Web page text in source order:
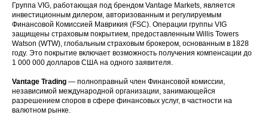
Группа VIG, работающая под брендом Vantage Markets, является
инвестиционным дилером, авторизованным и регулируемым
Финансовой Комиссией Маврикия (FSC). Операции группы VIG
защищены страховым покрытием, предоставленным Willis Towers
Watson (WTW), глобальным страховым брокером, основанным в 1828
году. Это покрытие включает возможность получения компенсации до
1 000 000 долларов США на одного заявителя.
Vantage Trading — полноправный член Финансовой комиссии,
независимой международной организации, занимающейся
разрешением споров в сфере финансовых услуг, в частности на
валютном рынке.